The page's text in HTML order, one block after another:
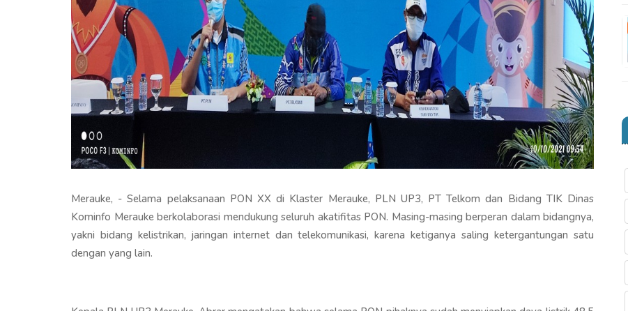
Merauke, - Selama pelaksanaan PON XX di Klaster Merauke, PLN UP3, PT Telkom dan Bidang TIK Dinas
Kominfo Merauke berkolaborasi mendukung seluruh akatifitas PON. Masing-masing berperan dalam bidangnya,
yakni bidang kelistrikan, jaringan internet dan telekomunikasi, karena ketiganya saling ketergantungan satu
dengan yang lain.